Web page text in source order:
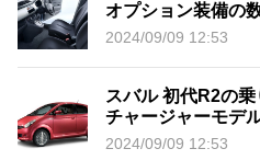
オプション装備の
2024/09/09 12:53
スバル 初代R2の
チャージャーモデ
2024/09/09 12:53